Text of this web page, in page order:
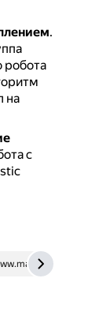
.
робота
на
с